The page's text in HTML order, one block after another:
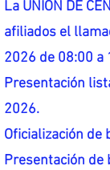
La UNION DE
afiliados el
2026 de 08:00 a
Presentación
2026.
Oficialización de
Presentación de